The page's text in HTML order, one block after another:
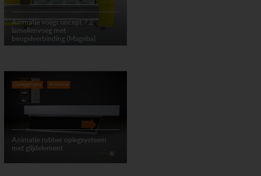
Animatie voegconcept 7.2
lamellenvoeg met
beugelverbinding (Mageba)
Opleggingen Animatie
Animatie rubber oplegsysteem
met glijdelement